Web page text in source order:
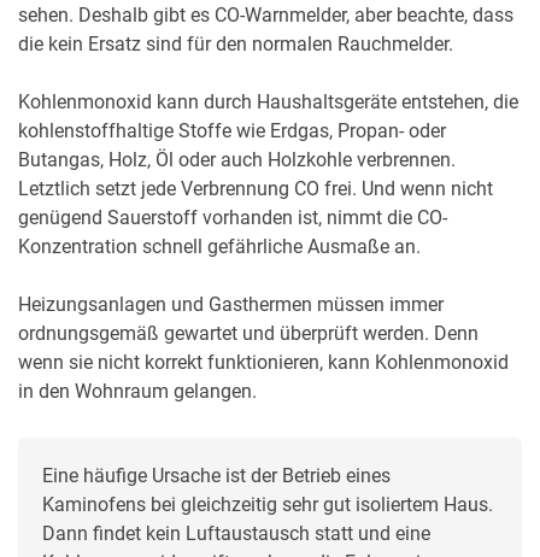
sehen. Deshalb gibt es CO-Warnmelder, aber beachte, dass
die kein Ersatz sind für den normalen Rauchmelder.
Kohlenmonoxid kann durch Haushaltsgeräte entstehen, die
kohlenstoffhaltige Stoffe wie Erdgas, Propan- oder
Butangas, Holz, Öl oder auch Holzkohle verbrennen.
Letztlich setzt jede Verbrennung CO frei. Und wenn nicht
genügend Sauerstoff vorhanden ist, nimmt die CO-
Konzentration schnell gefährliche Ausmaße an.
Heizungsanlagen und Gasthermen müssen immer
ordnungsgemäß gewartet und überprüft werden. Denn
wenn sie nicht korrekt funktionieren, kann Kohlenmonoxid
in den Wohnraum gelangen.
Eine häufige Ursache ist der Betrieb eines
Kaminofens bei gleichzeitig sehr gut isoliertem Haus.
Dann findet kein Luftaustausch statt und eine